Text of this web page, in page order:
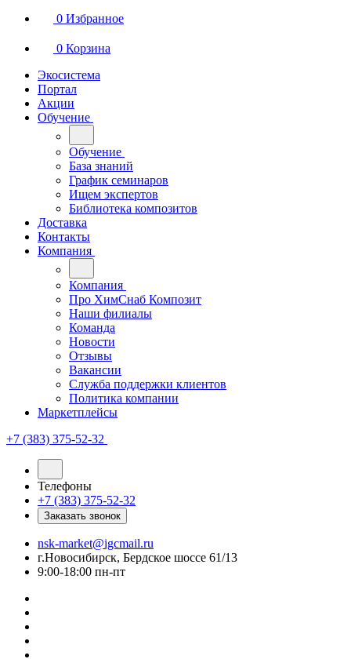
0 Избранное
0 Корзина
Экосистема
Портал
Акции
Обучение
Обучение
База знаний
График семинаров
Ищем экспертов
Библиотека композитов
Доставка
Контакты
Компания
Компания
Про ХимСнаб Композит
Наши филиалы
Команда
Новости
Отзывы
Вакансии
Служба поддержки клиентов
Политика компании
Маркетплейсы
+7 (383) 375-52-32
Телефоны
+7 (383) 375-52-32
Заказать звонок
nsk-market@igcmail.ru
г.Новосибирск, Бердское шоссе 61/13
9:00-18:00 пн-пт